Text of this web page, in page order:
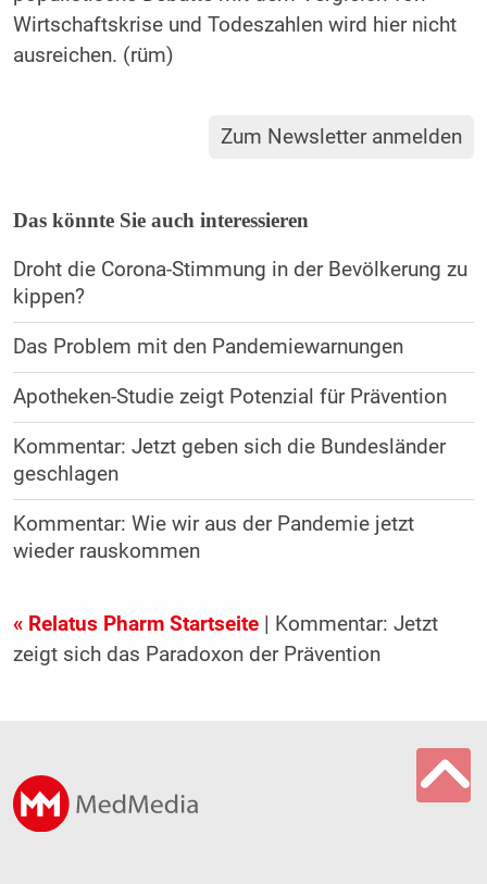
Wirtschaftskrise und Todeszahlen wird hier nicht
ausreichen. (rüm)
Zum Newsletter anmelden
Das könnte Sie auch interessieren
Droht die Corona-Stimmung in der Bevölkerung zu
kippen?
Das Problem mit den Pandemiewarnungen
Apotheken-Studie zeigt Potenzial für Prävention
Kommentar: Jetzt geben sich die Bundesländer
geschlagen
Kommentar: Wie wir aus der Pandemie jetzt
wieder rauskommen
« Relatus Pharm Startseite| Kommentar: Jetzt
zeigt sich das Paradoxon der Prävention